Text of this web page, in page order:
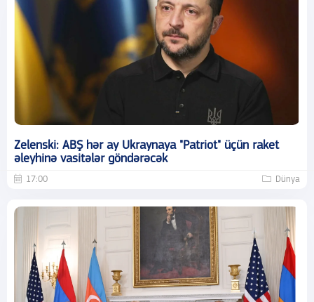
Zelenski: ABŞ hər ay Ukraynaya "Patriot" üçün raket
əleyhinə vasitələr göndərəcək
17:00 Dünya